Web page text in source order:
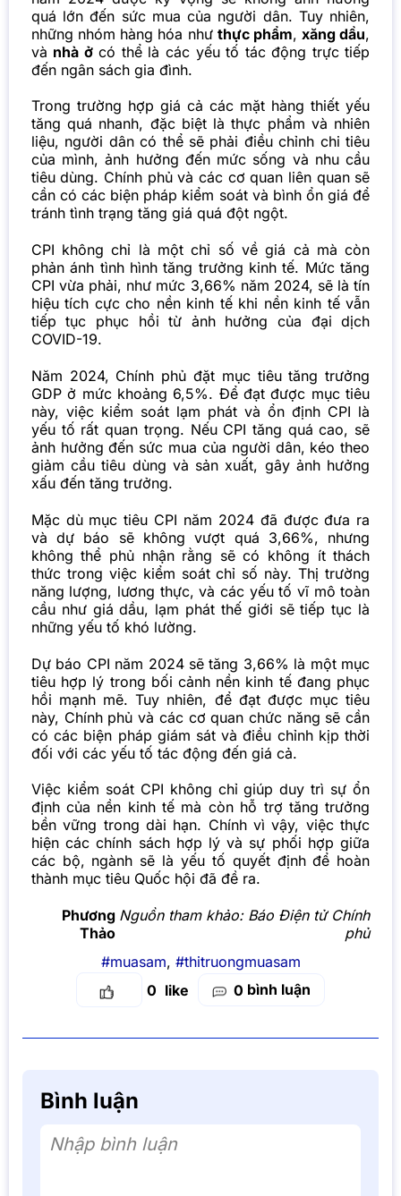
quá lớn đến sức mua của người dân. Tuy nhiên,
những nhóm hàng hóa như thực phẩm,xăng dầu,
và nhà ởcó thể là các yếu tố tác động trực tiếp
đến ngân sách gia đình.
Trong trường hợp giá cả các mặt hàng thiết yếu
tăng quá nhanh, đặc biệt là thực phẩm và nhiên
liệu, người dân có thể sẽ phải điều chỉnh chi tiêu
của mình, ảnh hưởng đến mức sống và nhu cầu
tiêu dùng. Chính phủ và các cơ quan liên quan sẽ
cần có các biện pháp kiểm soát và bình ổn giá để
tránh tình trạng tăng giá quá đột ngột.
CPI không chỉ là một chỉ số về giá cả mà còn
phản ánh tình hình tăng trưởng kinh tế. Mức tăng
CPI vừa phải, như mức 3,66% năm 2024, sẽ là tín
hiệu tích cực cho nền kinh tế khi nền kinh tế vẫn
tiếp tục phục hồi từ ảnh hưởng của đại dịch
COVID-19.
Năm 2024, Chính phủ đặt mục tiêu tăng trưởng
GDP ở mức khoảng 6,5%. Để đạt được mục tiêu
này, việc kiểm soát lạm phát và ổn định CPI là
yếu tố rất quan trọng. Nếu CPI tăng quá cao, sẽ
ảnh hưởng đến sức mua của người dân, kéo theo
giảm cầu tiêu dùng và sản xuất, gây ảnh hưởng
xấu đến tăng trưởng.
Mặc dù mục tiêu CPI năm 2024 đã được đưa ra
và dự báo sẽ không vượt quá 3,66%, nhưng
không thể phủ nhận rằng sẽ có không ít thách
thức trong việc kiểm soát chỉ số này. Thị trường
năng lượng, lương thực, và các yếu tố vĩ mô toàn
cầu như giá dầu, lạm phát thế giới sẽ tiếp tục là
những yếu tố khó lường.
Dự báo CPI năm 2024 sẽ tăng 3,66% là một mục
tiêu hợp lý trong bối cảnh nền kinh tế đang phục
hồi mạnh mẽ. Tuy nhiên, để đạt được mục tiêu
này, Chính phủ và các cơ quan chức năng sẽ cần
có các biện pháp giám sát và điều chỉnh kịp thời
đối với các yếu tố tác động đến giá cả.
Việc kiểm soát CPI không chỉ giúp duy trì sự ổn
định của nền kinh tế mà còn hỗ trợ tăng trưởng
bền vững trong dài hạn. Chính vì vậy, việc thực
hiện các chính sách hợp lý và sự phối hợp giữa
các bộ, ngành sẽ là yếu tố quyết định để hoàn
thành mục tiêu Quốc hội đã đề ra.
Phương
Thảo
Nguồn tham khảo: Báo Điện tử Chính
phủ
#muasam, #thitruongmuasam
0
0 bình luận
Bình luận
Nhập bình luận